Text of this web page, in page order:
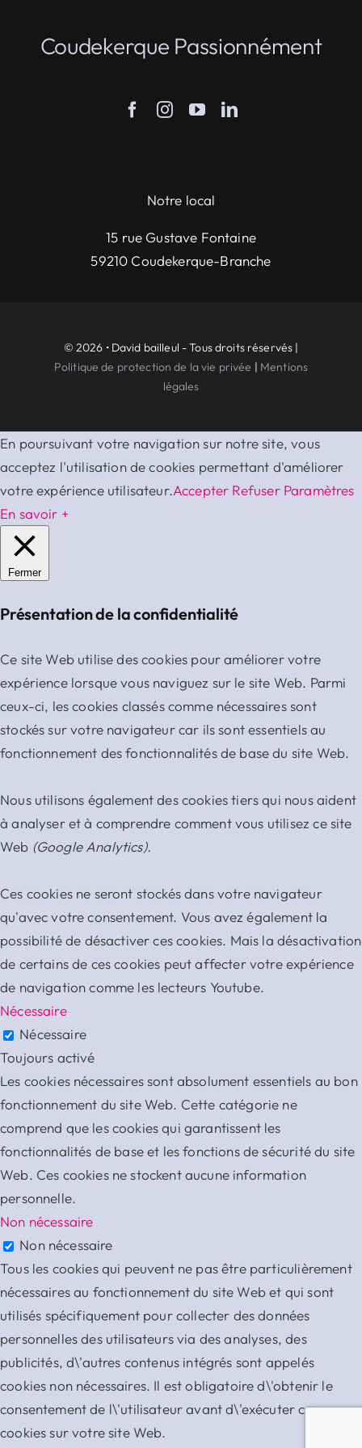
Coudekerque Passionnément
Notre local
15 rue Gustave Fontaine
59210 Coudekerque-Branche
© 2026 • David bailleul - Tous droits réservés |
Politique de protection de la vie privée | Mentions
légales
En poursuivant votre navigation sur notre site, vous
acceptez l'utilisation de cookies permettant d'améliorer
votre expérience utilisateur.Accepter Refuser Paramètres
En savoir +
Fermer
Présentation de la confidentialité
Ce site Web utilise des cookies pour améliorer votre
expérience lorsque vous naviguez sur le site Web. Parmi
ceux-ci, les cookies classés comme nécessaires sont
stockés sur votre navigateur car ils sont essentiels au
fonctionnement des fonctionnalités de base du site Web.
Nous utilisons également des cookies tiers qui nous aident
à analyser et à comprendre comment vous utilisez ce site
Web (Google Analytics).
Ces cookies ne seront stockés dans votre navigateur
qu'avec votre consentement. Vous avez également la
possibilité de désactiver ces cookies. Mais la désactivation
de certains de ces cookies peut affecter votre expérience
de navigation comme les lecteurs Youtube.
Nécessaire
Nécessaire
Toujours activé
Les cookies nécessaires sont absolument essentiels au bon
fonctionnement du site Web. Cette catégorie ne
comprend que les cookies qui garantissent les
fonctionnalités de base et les fonctions de sécurité du site
Web. Ces cookies ne stockent aucune information
personnelle.
Non nécessaire
Non nécessaire
Tous les cookies qui peuvent ne pas être particulièrement
nécessaires au fonctionnement du site Web et qui sont
utilisés spécifiquement pour collecter des données
personnelles des utilisateurs via des analyses, des
publicités, d\'autres contenus intégrés sont appelés
cookies non nécessaires. Il est obligatoire d\'obtenir le
consentement de l\'utilisateur avant d\'exécuter ces
cookies sur votre site Web.